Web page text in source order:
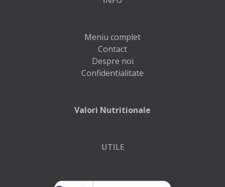
Meniu complet
Contact
Despre noi
Confidentialitate
Valori Nutritionale
UTILE